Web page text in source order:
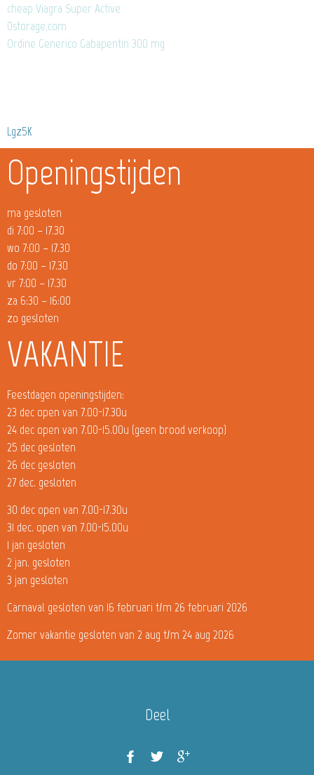
cheap Viagra Super Active
0storage.com
Ordine Generico Gabapentin 300 mg
Lgz5K
Openingstijden
ma gesloten
di 7:00 – 17.30
wo 7:00 – 17.30
do 7:00 – 17.30
vr 7:00 – 17.30
za 6:30 – 16:00
zo gesloten
VAKANTIE
Feestdagen openingstijden:
23 dec open van 7.00-17.30u
24 dec open van 7.00-15.00u (geen brood verkoop)
25 dec gesloten
26 dec gesloten
27 dec. gesloten
30 dec open van 7.00-17.30u
31 dec. open van 7.00-15.00u
1 jan gesloten
2 jan. gesloten
3 jan gesloten
Carnaval gesloten van 16 februari t/m 26 februari 2026
Zomer vakantie gesloten van 2 aug t/m 24 aug 2026
Deel